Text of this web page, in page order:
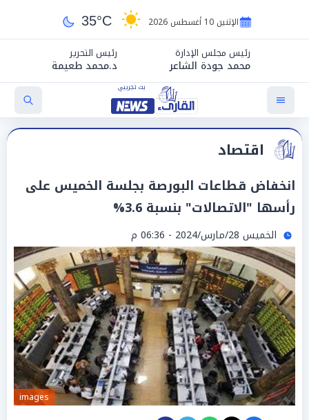
الإثنين 10 أغسطس 2026 35°C
رئيس مجلس الإدارة
محمد جودة الشاعر
رئيس التحرير
د.محمد طعيمة
اقتصاد
انخفاض قطاعات البورصة بجلسة الخميس على
رأسها "الاتصالات" بنسبة 3.6%
الخميس 28/مارس/2024 - 06:36 م
images